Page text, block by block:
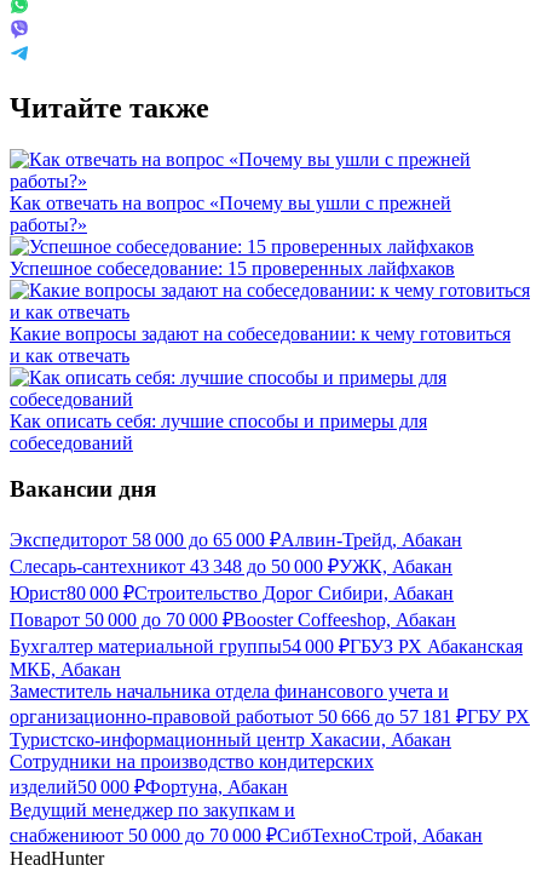
Читайте также
Как отвечать на вопрос «Почему вы ушли с прежней
работы?»
Успешное собеседование: 15 проверенных лайфхаков
Какие вопросы задают на собеседовании: к чему готовиться
и как отвечать
Как описать себя: лучшие способы и примеры для
собеседований
Вакансии дня
Экспедиторот 58 000 до 65 000 ₽Алвин-Трейд, Абакан
Слесарь-сантехникот 43 348 до 50 000 ₽УЖК, Абакан
Юрист80 000 ₽Строительство Дорог Сибири, Абакан
Поварот 50 000 до 70 000 ₽Booster Coffeeshop, Абакан
Бухгалтер материальной группы54 000 ₽ГБУЗ РХ Абаканская
МКБ, Абакан
Заместитель начальника отдела финансового учета и
организационно-правовой работыот 50 666 до 57 181 ₽ГБУ РХ
Туристско-информационный центр Хакасии, Абакан
Сотрудники на производство кондитерских
изделий50 000 ₽Фортуна, Абакан
Ведущий менеджер по закупкам и
снабжениюот 50 000 до 70 000 ₽СибТехноСтрой, Абакан
HeadHunter